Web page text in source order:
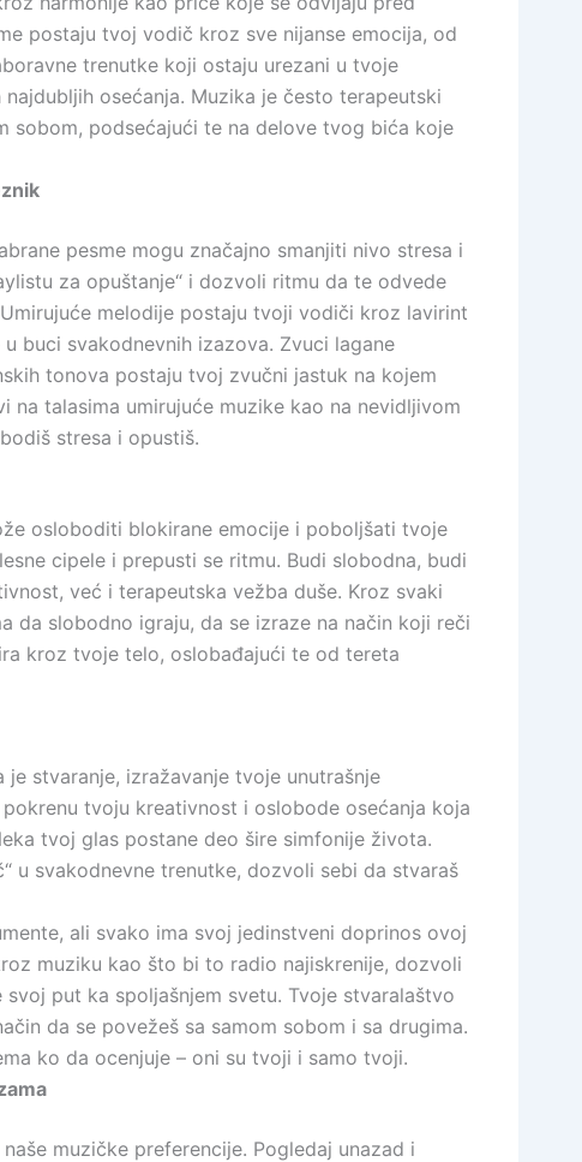
postaju tvoj vodič kroz sve nijanse emocija, od
trenutke koji ostaju urezani u tvoje
osećanja. Muzika je često terapeutski
sobom, podsećajući te na delove tvog bića koje
pesme mogu značajno smanjiti nivo stresa i
za opuštanje“ i dozvoli ritmu da te odvede
melodije postaju tvoji vodiči kroz lavirint
buci svakodnevnih izazova. Zvuci lagane
tonova postaju tvoj zvučni jastuk na kojem
na talasima umirujuće muzike kao na nevidljivom
stresa i opustiš.
osloboditi blokirane emocije i poboljšati tvoje
cipele i prepusti se ritmu. Budi slobodna, budi
već i terapeutska vežba duše. Kroz svaki
da slobodno igraju, da se izraze na način koji reči
kroz tvoje telo, oslobađajući te od tereta
je stvaranje, izražavanje tvoje unutrašnje
tvoju kreativnost i oslobode osećanja koja
tvoj glas postane deo šire simfonije života.
u svakodnevne trenutke, dozvoli sebi da stvaraš
ali svako ima svoj jedinstveni doprinos ovoj
muziku kao što bi to radio najiskrenije, dozvoli
put ka spoljašnjem svetu. Tvoje stvaralaštvo
da se povežeš sa samom sobom i sa drugima.
ko da ocenjuje – oni su tvoji i samo tvoji.
muzičke preferencije. Pogledaj unazad i